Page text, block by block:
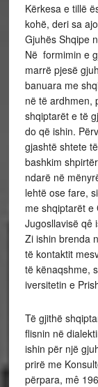
Kërkesa e tillë
kohë, deri sa
Gjuhës Shqipe
Në formimin e
marrë pjesë
banuara me
në të ardhmen,
shqiptarët e të
do që ishin.
gjashtë shtete
bashkim
ndarë në
lehtë ose fare,
me shqiptarët e
Jugosllavisë qê
Zi ishin brenda
të kontaktit
të kënaqshme,
iversitetin e
Të gjithë
flisnin në
ishin për një
prirë me
përpara, mê